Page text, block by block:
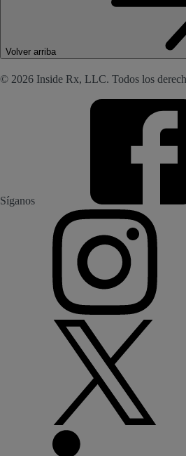
Volver arriba
© 2026 Inside Rx, LLC. Todos los
Síganos